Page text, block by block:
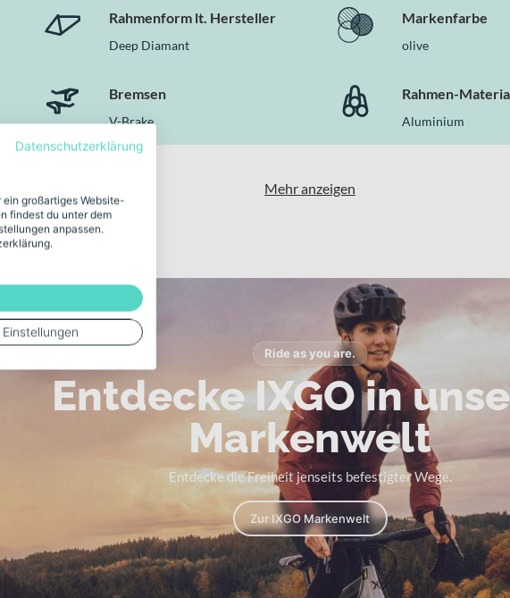
Rahmenform lt. Hersteller
Deep Diamant
Markenfarbe
olive
Bremsen
V-Brake
Rahmen-
Aluminium
Mehr anzeigen
Ride as you are.
Entdecke IXGO in
Markenwelt
Entdecke die Freiheit jenseits befestigter Wege.
Zur IXGO Markenwelt
Datenschutzerklärung
großartiges Website-
findest du unter dem
anpassen.
Einstellungen